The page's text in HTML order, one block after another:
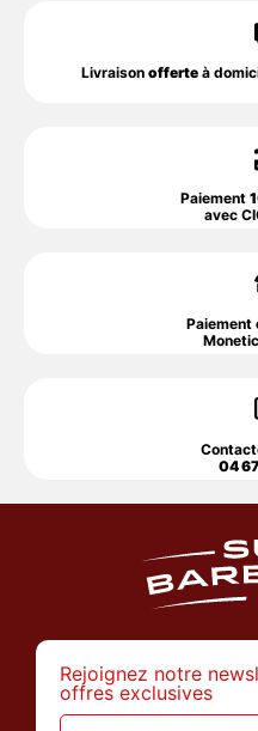
Livraison offerte à
Paiement
avec
Paiement
04
Rejoignez notre
offres exclusives